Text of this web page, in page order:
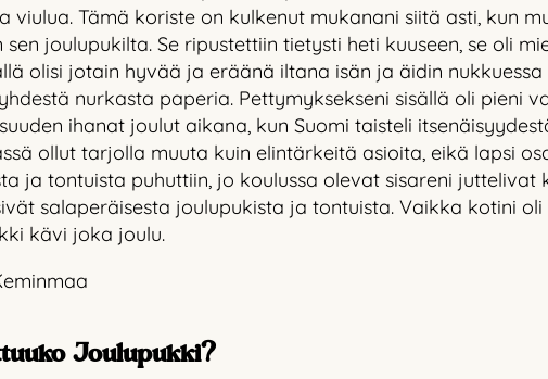
viulua. Tämä koriste on kulkenut mukanani siitä asti, kun
joulupukilta. Se ripustettiin tietysti heti kuuseen, se oli
olisi jotain hyvää ja eräänä iltana isän ja äidin nukkuessa
nurkasta paperia. Pettymyksekseni sisällä oli pieni
ihanat joulut aikana, kun Suomi taisteli
ollut tarjolla muuta kuin elintärkeitä asioita, eikä lapsi
ja tontuista puhuttiin, jo koulussa olevat sisareni juttelivat
salaperäisesta joulupukista ja tontuista. Vaikka kotini
kävi joka joulu.
Joulupukki?